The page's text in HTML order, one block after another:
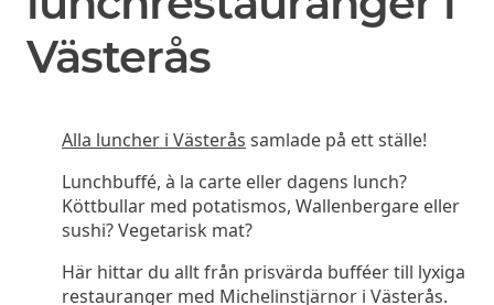
Västerås
Alla luncher i Västerås samlade på ett ställe!
Lunchbuffé, à la carte eller dagens lunch?
Köttbullar med potatismos, Wallenbergare eller
sushi? Vegetarisk mat?
Här hittar du allt från prisvärda bufféer till lyxiga
restauranger med Michelinstjärnor i Västerås.